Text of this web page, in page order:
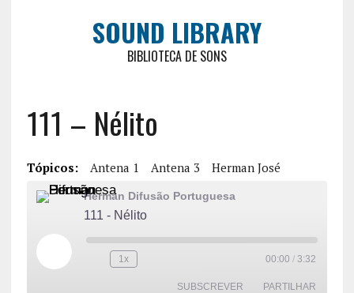
SOUND LIBRARY
BIBLIOTECA DE SONS
111 – Nélito
Tópicos: Antena 1 Antena 3 Herman José
Herman Difusão Portuguesa
111 - Nélito
1x 00:00 / 3:32
SUBSCREVER PARTILHAR